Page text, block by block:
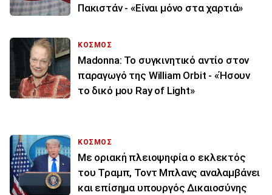
Πακιστάν - «Είναι μόνο στα χαρτιά»
ΚΟΣΜΟΣ
Madonna: Το συγκινητικό αντίο στον
παραγωγό της William Orbit - «Ήσουν
το δικό μου Ray of Light»
ΚΟΣΜΟΣ
Με οριακή πλειοψηφία ο εκλεκτός
του Τραμπ, Τοντ Μπλανς αναλαμβάνει
και επίσημα υπουργός Δικαιοσύνης